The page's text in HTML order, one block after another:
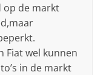
op de markt
Fiat wel kunnen
in de markt